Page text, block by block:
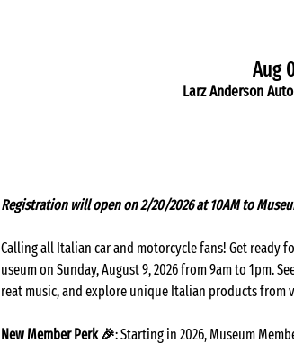
Aug
Larz Anderson
Registration will open on 2/20/2026 at 10AM to
Calling all Italian car and motorcycle fans! Get ready
useum on Sunday, August 9, 2026 from 9am to 1pm.
reat music, and explore unique Italian products from
New Member Perk 🎉: Starting in 2026, Museum